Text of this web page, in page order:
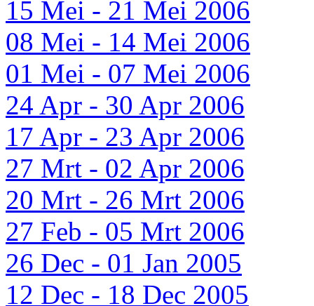
15 Mei - 21 Mei 2006
08 Mei - 14 Mei 2006
01 Mei - 07 Mei 2006
24 Apr - 30 Apr 2006
17 Apr - 23 Apr 2006
27 Mrt - 02 Apr 2006
20 Mrt - 26 Mrt 2006
27 Feb - 05 Mrt 2006
26 Dec - 01 Jan 2005
12 Dec - 18 Dec 2005